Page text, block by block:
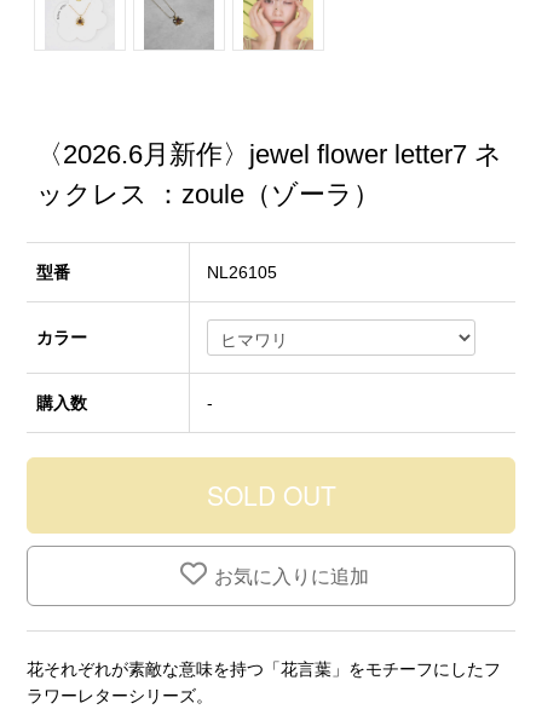
〈2026.6月新作〉jewel flower letter7 ネ
ックレス ：zoule（ゾーラ）
型番 NL26105
カラー
購入数 -
お気に入りに追加
花それぞれが素敵な意味を持つ「花言葉」をモチーフにしたフ
ラワーレターシリーズ。